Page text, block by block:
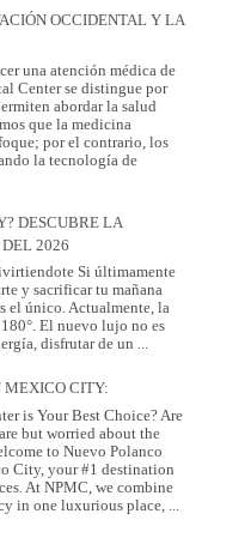
OCCIDENTAL Y LA
una atención médica de
Center se distingue por
abordar la salud
que la medicina
por el contrario, los
la tecnología de
DESCUBRE LA
2026
Si últimamente
y sacrificar tu mañana
el único. Actualmente, la
El nuevo lujo no es
disfrutar de un ...
Party?
Descubre
la
tendencia
más
saludable
MEXICO CITY:
is Your Best Choice? Are
but worried about the
to Nuevo Polanco
City, your #1 destination
At NPMC, we combine
in one luxurious place,